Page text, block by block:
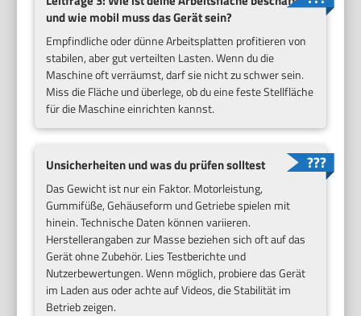
und wie mobil muss das Gerät sein?
Empfindliche oder dünne Arbeitsplatten profitieren von
stabilen, aber gut verteilten Lasten. Wenn du die
Maschine oft verräumst, darf sie nicht zu schwer sein.
Miss die Fläche und überlege, ob du eine feste Stellfläche
für die Maschine einrichten kannst.
Unsicherheiten und was du prüfen solltest
Das Gewicht ist nur ein Faktor. Motorleistung,
Gummifüße, Gehäuseform und Getriebe spielen mit
hinein. Technische Daten können variieren.
Herstellerangaben zur Masse beziehen sich oft auf das
Gerät ohne Zubehör. Lies Testberichte und
Nutzerbewertungen. Wenn möglich, probiere das Gerät
im Laden aus oder achte auf Videos, die Stabilität im
Betrieb zeigen.